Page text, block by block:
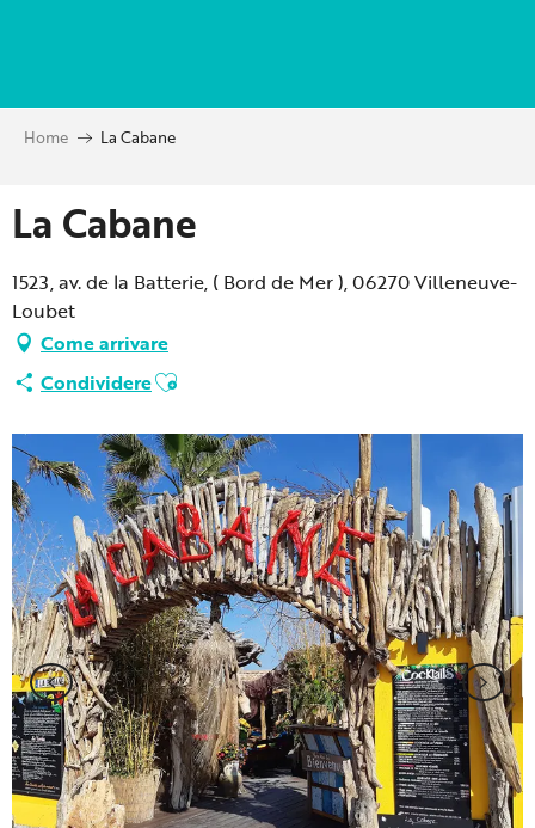
principal
Home La Cabane
La Cabane
1523, av. de la Batterie, ( Bord de Mer ), 06270 Villeneuve-
Loubet
Come arrivare
CondividereAjouter aux favoris